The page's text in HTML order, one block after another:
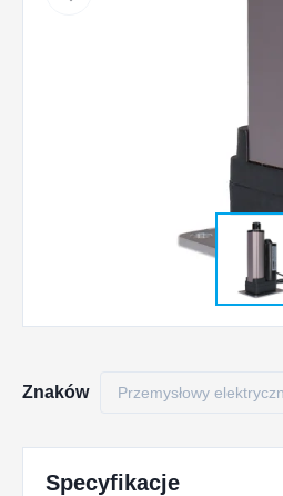
Znaków Przemysłowy
Specyfikacje